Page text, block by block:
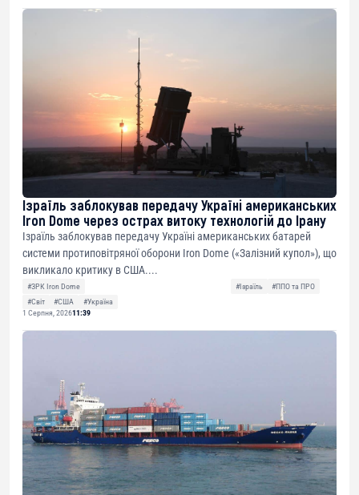
Ізраїль заблокував передачу Україні американських
Iron Dome через острах витоку технологій до Ірану
Ізраїль заблокував передачу Україні американських батарей
системи протиповітряної оборони Iron Dome («Залізний купол»), що
викликало критику в США....
#ЗРК Iron Dome #Ізраїль
#ППО та ПРО
#Світ
#США
#Україна
1 Серпня, 202611:39